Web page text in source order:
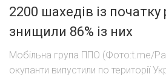
2200 шахедів із
знищили 86% із них
Мобільна група ППО (Фото:t.me/
окупанти випустили по території